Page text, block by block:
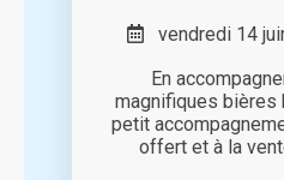
vendredi 14
En
magnifiques bières
petit
offert et à la